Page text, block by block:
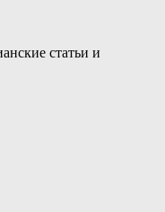
статьи и